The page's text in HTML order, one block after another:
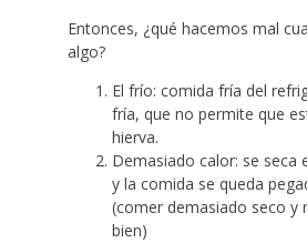
Entonces, ¿qué hacemos mal
algo?
El frío: comida fría del
fría, que no permite que
hierva.
Demasiado calor: se seca
y la comida se queda
(comer demasiado seco y
bien)